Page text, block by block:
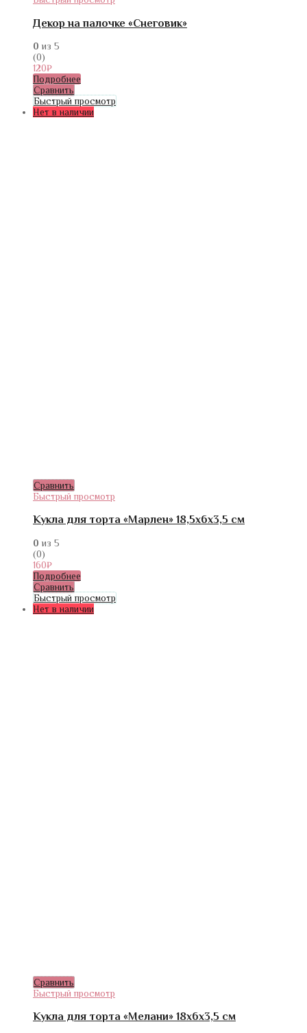
Декор на палочке «Снеговик»
0 из 5
(0)
120₽
Подробнее
Сравнить
Быстрый просмотр
Нет в наличии
Сравнить
Быстрый просмотр
Кукла для торта «Марлен» 18,5х6х3,5 см
0 из 5
(0)
160₽
Подробнее
Сравнить
Быстрый просмотр
Нет в наличии
Сравнить
Быстрый просмотр
Кукла для торта «Мелани» 18х6х3,5 см